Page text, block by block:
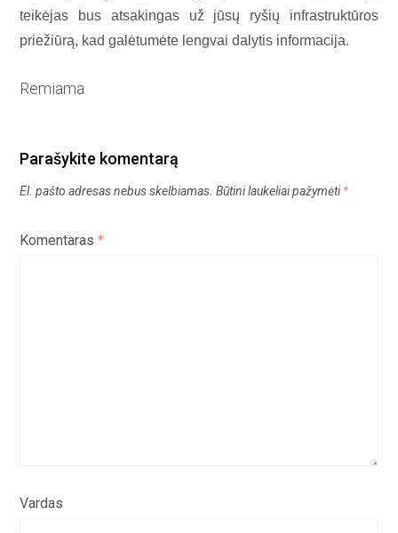
teikėjas bus atsakingas už jūsų ryšių infrastruktūros
priežiūrą, kad galėtumėte lengvai dalytis informacija.
Remiama
Parašykite komentarą
El. pašto adresas nebus skelbiamas. Būtini laukeliai pažymėti*
Komentaras*
Vardas